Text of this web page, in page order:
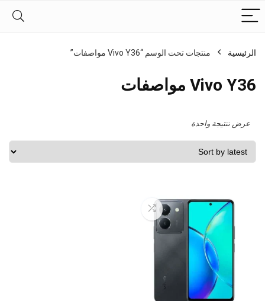
الرئيسية منتجات تحت الوسم “Vivo Y36 مواصفات”
Vivo Y36 مواصفات
عرض نتتيجة واحدة